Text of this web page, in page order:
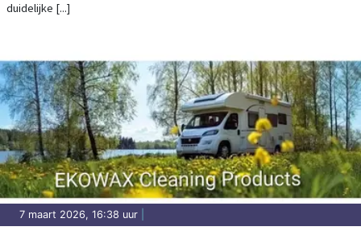
duidelijke [...]
7 maart 2026, 16:38 uur